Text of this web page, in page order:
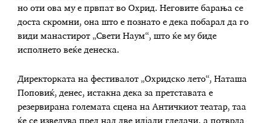
но оти ова му е првпат во Охрид. Неговите барања се
доста скромни, она што е познато е дека побарал да го
види манастирот „Свети Наум“, што ќе му биде
исполнето веќе денеска.
Директорката на фестивалот „Охридско лето“, Наташа
Поповиќ, денес, истакна дека за претставата е
резервирана големата сцена на Античкиот театар, таа
ќе се изведува пред над две илјади гледачи, а потврда